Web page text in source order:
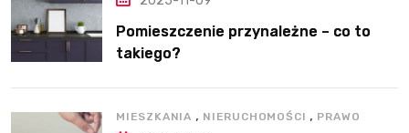
Pomieszczenie przynależne – co to
takiego?
MIESZKANIA , NIERUCHOMOŚCI , PRAWO